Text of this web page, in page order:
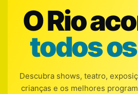
O Rio
todos
Descubra shows, teatro,
crianças e os melhores